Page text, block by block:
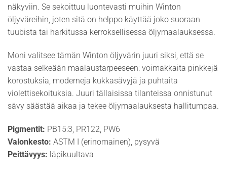
näkyviin. Se sekoittuu luontevasti muihin Winton
öljyväreihin, joten sitä on helppo käyttää joko suoraan
tuubista tai harkitussa kerroksellisessa öljymaalauksessa.
Moni valitsee tämän Winton öljyvärin juuri siksi, että se
vastaa selkeään maalaustarpeeseen: voimakkaita pinkkejä
korostuksia, moderneja kukkasävyjä ja puhtaita
violettisekoituksia. Juuri tällaisissa tilanteissa onnistunut
sävy säästää aikaa ja tekee öljymaalauksesta hallitumpaa.
Pigmentit: PB15:3, PR122, PW6
Valonkesto: ASTM I (erinomainen), pysyvä
Peittävyys: läpikuultava